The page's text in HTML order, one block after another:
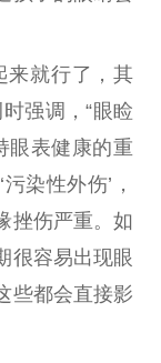
来就行了，其
强调，“眼睑
眼表健康的重
染性外伤’，
挫伤严重。如
很容易出现眼
些都会直接影